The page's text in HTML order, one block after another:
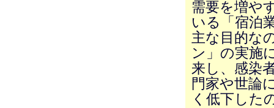
需要を増や
いる「宿泊
主な目的な
ン」の実施
来し、感染
門家や世論
く低下した